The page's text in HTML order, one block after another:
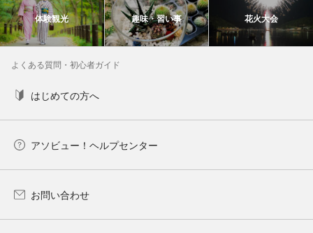
体験観光 趣味・習い事 花火大会
よくある質問・初心者ガイド
はじめての方へ
アソビュー！ヘルプセンター
お問い合わせ